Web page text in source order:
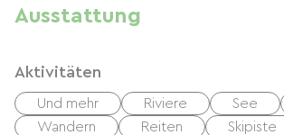
den Außenpool, den Grill und
Wandermöglichkeiten.
Sie nach 24 km, Revel nach 45 km.
nächstgelegene Flughafen ist der
Ausstattung
Aktivitäten
Und mehr Riviere See
Wandern
Reiten
Skipiste